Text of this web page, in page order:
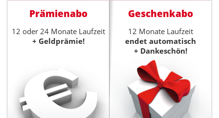
Prämienabo
12 oder 24 Monate Laufzeit
+ Geldprämie!
Geschenkabo
12 Monate Laufzeit
endet automatisch
+ Dankeschön!